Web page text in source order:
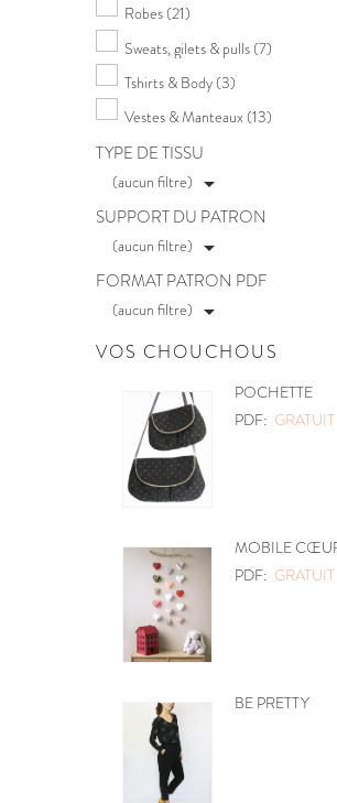
Robes (21)
Sweats, gilets & pulls (7)
Tshirts & Body (3)
Vestes & Manteaux (13)
TYPE DE TISSU
(aucun filtre) 
SUPPORT DU PATRON
(aucun filtre) 
FORMAT PATRON PDF
(aucun filtre) 
VOS CHOUCHOUS
POCHETTE
PDF:GRATUIT
MOBILE CŒURS
PDF:GRATUIT
BE PRETTY